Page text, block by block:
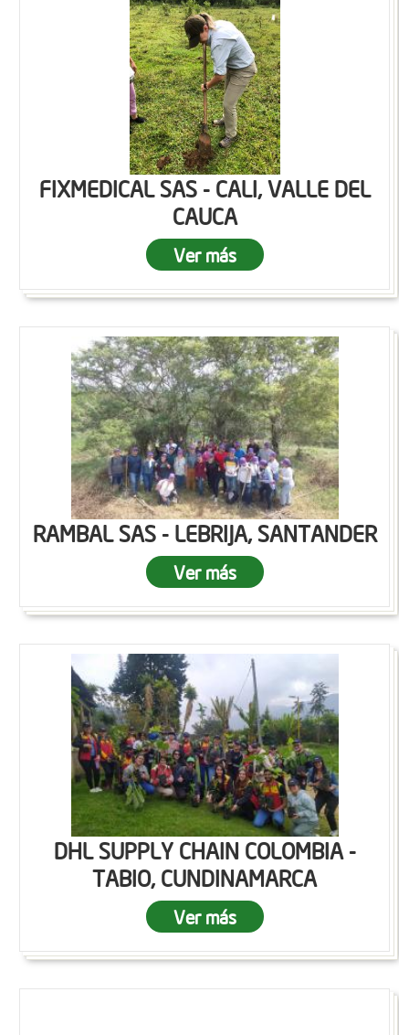
FIXMEDICAL SAS - CALI, VALLE DEL
CAUCA
Ver más
RAMBAL SAS - LEBRIJA, SANTANDER
Ver más
DHL SUPPLY CHAIN COLOMBIA -
TABIO, CUNDINAMARCA
Ver más